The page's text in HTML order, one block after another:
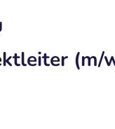
(m/